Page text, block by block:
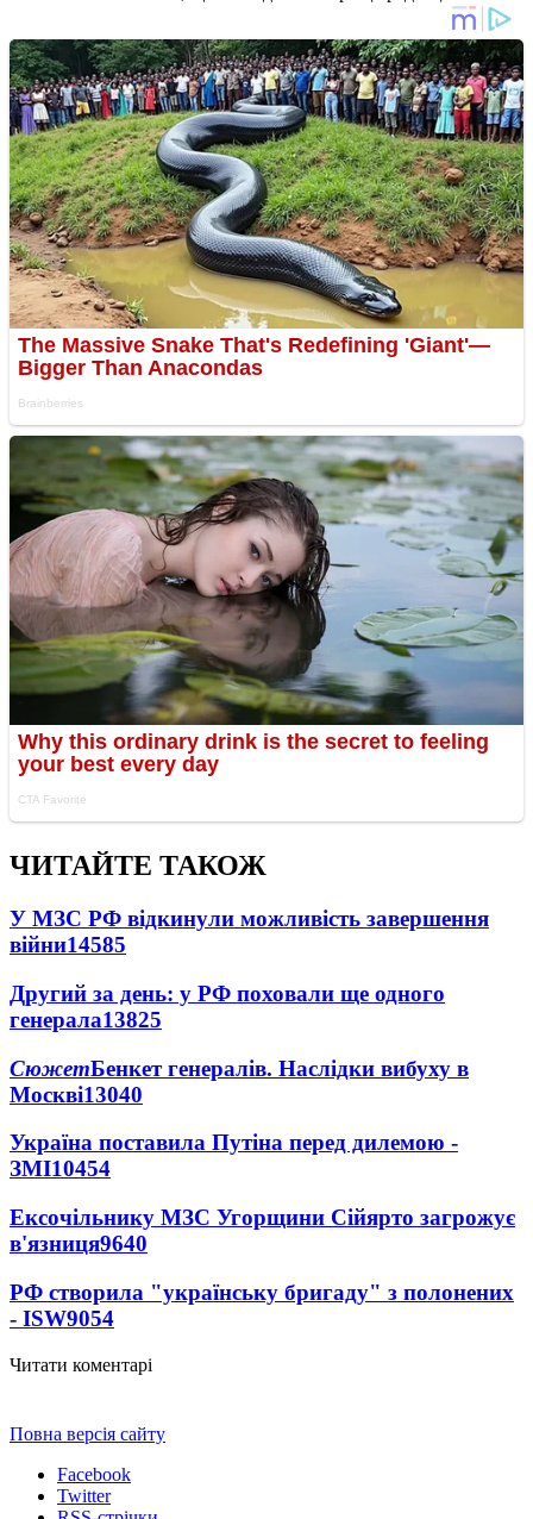
ЧИТАЙТЕ ТАКОЖ
У МЗС РФ відкинули можливість завершення
війни14585
Другий за день: у РФ поховали ще одного
генерала13825
СюжетБенкет генералів. Наслідки вибуху в
Москві13040
Україна поставила Путіна перед дилемою -
ЗМІ10454
Ексочільнику МЗС Угорщини Сійярто загрожує
в'язниця9640
РФ створила "українську бригаду" з полонених
- ISW9054
Читати коментарі
Повна версія сайту
Facebook
Twitter